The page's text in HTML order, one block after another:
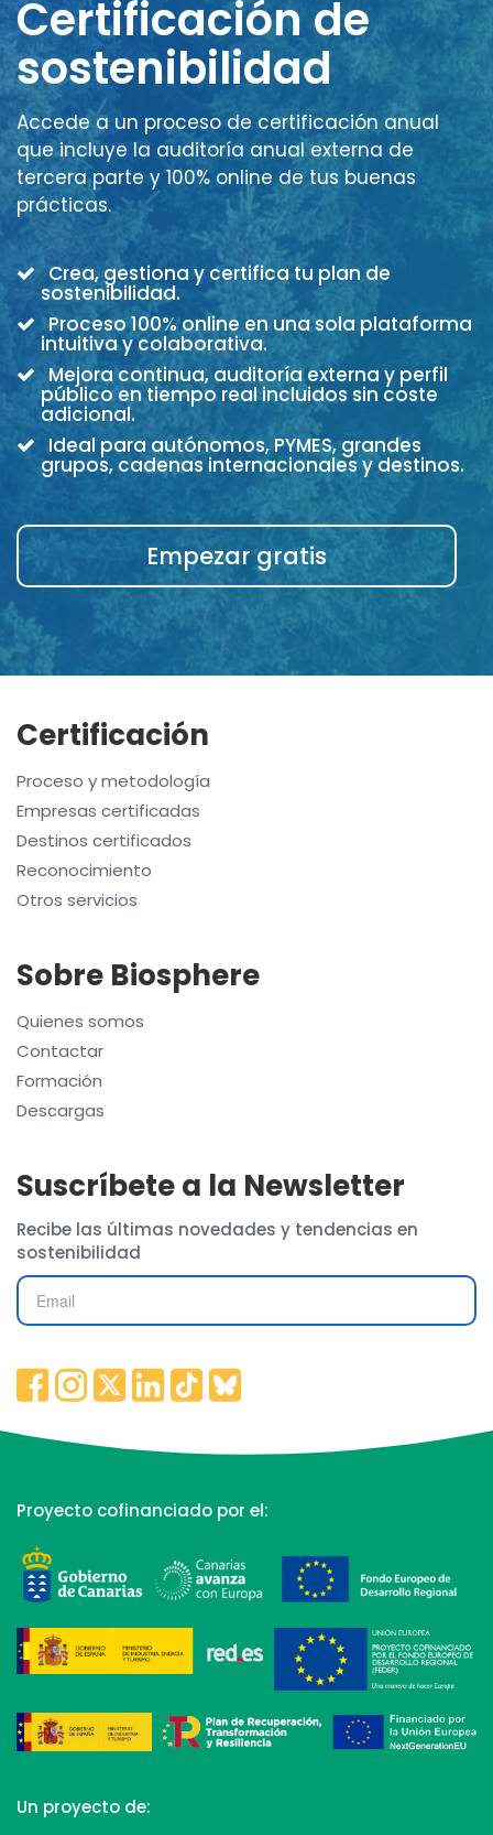
Certificación de
sostenibilidad
Accede a un proceso de certificación anual
que incluye la auditoría anual externa de
tercera parte y 100% online de tus buenas
prácticas.
Crea, gestiona y certifica tu plan de
sostenibilidad.
Proceso 100% online en una sola plataforma
intuitiva y colaborativa.
Mejora continua, auditoría externa y perfil
público en tiempo real incluidos sin coste
adicional.
Ideal para autónomos, PYMES, grandes
grupos, cadenas internacionales y destinos.
Empezar gratis
Certificación
Proceso y metodología
Empresas certificadas
Destinos certificados
Reconocimiento
Otros servicios
Sobre Biosphere
Quienes somos
Contactar
Formación
Descargas
Suscríbete a la Newsletter
Recibe las últimas novedades y tendencias en
sostenibilidad
Proyecto cofinanciado por el:
Un proyecto de: